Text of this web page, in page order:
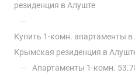
резиденция в Алуште
—
Купить 1-комн. апартаменты
Крымская резиденция в
— Апартаменты 1-комн.